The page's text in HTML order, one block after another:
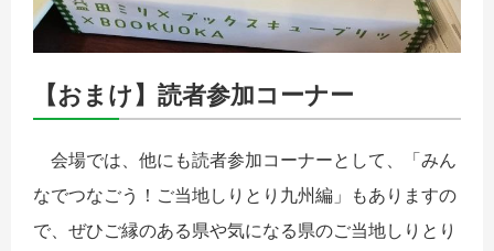
【おまけ】読者参加コーナー
会場では、他にも読者参加コーナーとして、「みん
なでつなごう！ご当地しりとり九州編」もありますの
で、ぜひご縁のある県や気になる県のご当地しりとり